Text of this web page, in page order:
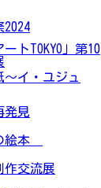
2024
ートTOKYO」第10
～イ・ユジュ
発見
絵本
作交流展